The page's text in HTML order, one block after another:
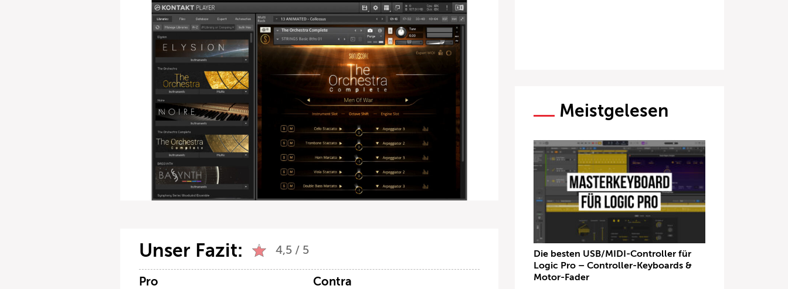
Unser Fazit: 4,5 / 5
Pro Contra
Meistgelesen
Die besten USB/MIDI-Controller für
Logic Pro – Controller-Keyboards &
Motor-Fader